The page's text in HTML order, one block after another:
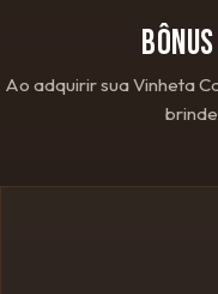
BÔNUS
Ao adquirir sua Vinheta